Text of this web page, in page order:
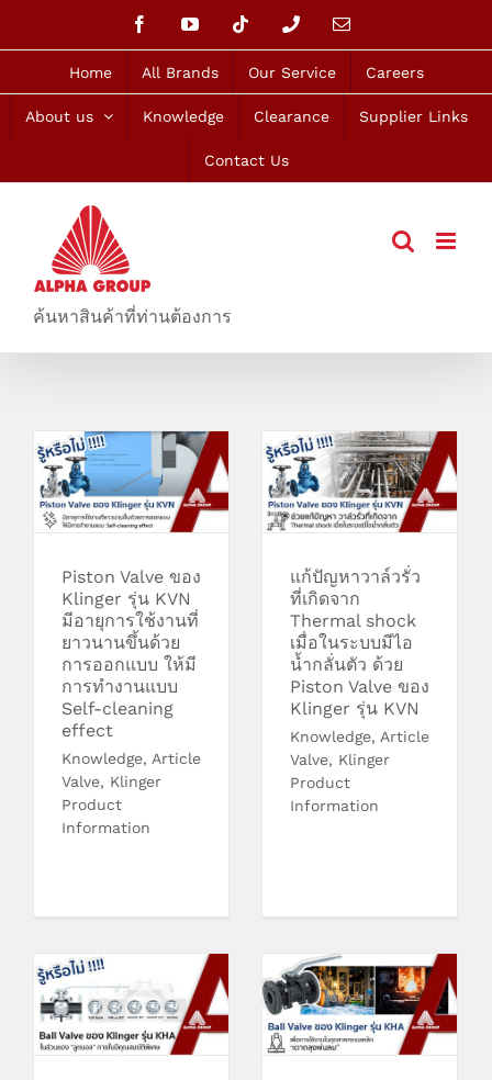
FacebookYouTube Tiktok PhoneEmail
Home All Brands Our Service Careers
About us Knowledge Clearance Supplier Links
Contact Us
ค้นหาสินค้าที่ท่านต้องการ
Piston Valve ของ
Klinger รุ่น KVN
มีอายุการใช้งานที่
ยาวนานขึ้นด้วยการ
ออกแบบ ให้มีการ
cleaning effect
Piston Valve ของ
Klinger รุ่น KVN
มีอายุการใช้งานที่
ยาวนานขึ้นด้วย
การออกแบบ ให้มี
การทำงานแบบ
Self-cleaning
effect
Knowledge, Article
Valve, Klinger
Product
Information
แก้ปัญหาวาล์วรั่วที่
เกิดจาก Thermal
shock เมื่อในระบบ
มีไอน้ำกลั่นตัว ด้วย
Piston Valve ของ
Klinger รุ่น KVN
แก้ปัญหาวาล์วรั่ว
ที่เกิดจาก
Thermal shock
เมื่อในระบบมีไอ
น้ำกลั่นตัว ด้วย
Piston Valve ของ
Klinger รุ่น KVN
Knowledge, Article
Valve, Klinger
Product
Information
Ball Valve ของ
Klinger มีลูกบอล
ภายในที่มีความแข็ง
แรง ทนทานสูง
Ball Valve ของ
Klinger รุ่น KHA
กับการใช้งานในเตา
ถลุงพ่นลมใน